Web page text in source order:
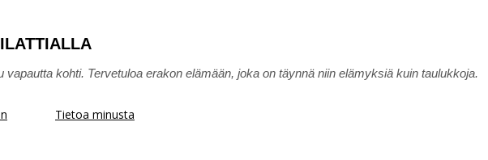
vapautta kohti. Tervetuloa erakon elämään, joka on täynnä niin elämyksiä kuin taulukkoja.
Tietoa minusta